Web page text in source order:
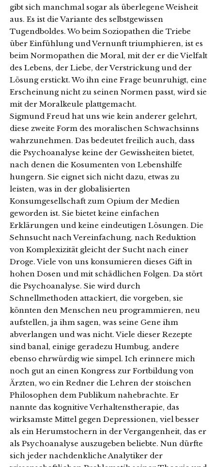
gibt sich manchmal sogar als überlegene Weisheit
aus. Es ist die Variante des selbstgewissen
Tugendboldes. Wo beim Soziopathen die Triebe
über Einfühlung und Vernunft triumphieren, ist es
beim Normopathen die Moral, mit der er die Vielfalt
des Lebens, der Liebe, der Verstrickung und der
Lösung erstickt. Wo ihn eine Frage beunruhigt, eine
Erscheinung nicht zu seinen Normen passt, wird sie
mit der Moralkeule plattgemacht.
Sigmund Freud hat uns wie kein anderer gelehrt,
diese zweite Form des moralischen Schwachsinns
wahrzunehmen. Das bedeutet freilich auch, dass
die Psychoanalyse keine der Gewissheiten bietet,
nach denen die Kosumenten von Lebenshilfe
hungern. Sie eignet sich nicht dazu, etwas zu
leisten, was in der globalisierten
Konsumgesellschaft zum Opium der Medien
geworden ist. Sie bietet keine einfachen
Erklärungen und keine eindeutigen Lösungen. Die
Sehnsucht nach Vereinfachung, nach Reduktion
von Komplexizität gleicht der Sucht nach einer
Droge. Viele von uns konsumieren dieses Gift in
hohen Dosen und mit schädlichen Folgen. Da stört
die Psychoanalyse. Sie wird durch
Schnellmethoden attackiert, die vorgeben, sie
könnten den Menschen neu programmieren, neu
aufstellen, ja ihm sagen, was seine Gene ihm
abverlangen und was nicht. Viele dieser Rezepte
sind banal, einige geradezu Humbug, andere
ebenso ehrwürdig wie simpel. Ich erinnere mich
noch gut an einen Kongress zur Fortbildung von
Ärzten, wo ein Redner die Lehren der stoischen
Philosophen dem Publikum nahebrachte. Er
nannte das kognitive Verhaltenstherapie, das
wirksamste Mittel gegen Depressionen, viel besser
als ein Herumstochern in der Vergangenheit, das er
als Psychoanalyse auszugeben beliebte. Nun dürfte
sich jeder nachdenkliche Analytiker der